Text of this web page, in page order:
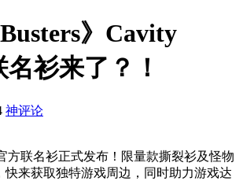
》Cavity
衫来了？！
神评论
官方联名衫正式发布！限量款撕裂衫及怪物
快来获取独特游戏周边，同时助力游戏达